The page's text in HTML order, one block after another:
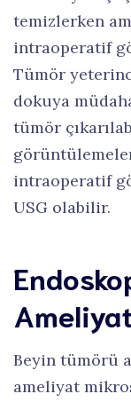
temizlerken
intraoperatif
Tümör
dokuya
tümör
intraoperatif
USG olabilir.
Beyin tümörü
ameliyat